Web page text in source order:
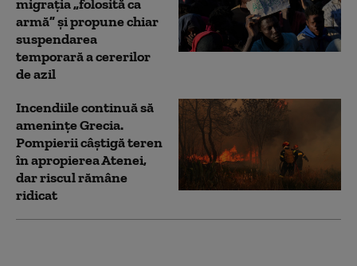
migrația „folosită ca
armă” și propune chiar
suspendarea
temporară a cererilor
de azil
Incendiile continuă să
amenințe Grecia.
Pompierii câștigă teren
în apropierea Atenei,
dar riscul rămâne
ridicat